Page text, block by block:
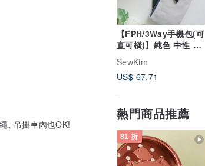
【FPH/3Way手機包(可
直可橫)】純色 中性 灰
白 胚白 日本帆布先染
SewKim
US$ 67.71
熱門商品推薦
81 折
, 吊掛車內也OK!